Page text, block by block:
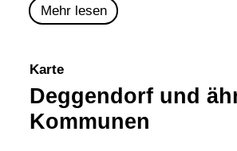
Mehr lesen
Karte
Deggendorf und
Kommunen